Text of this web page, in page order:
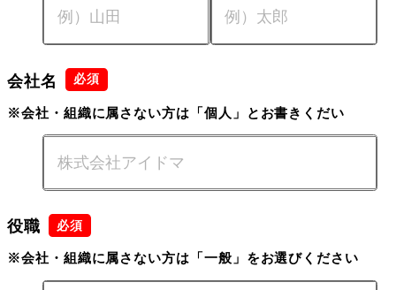
会社名
※会社・組織に属さない方は「個人」とお書きくだい
役職
※会社・組織に属さない方は「一般」をお選びください